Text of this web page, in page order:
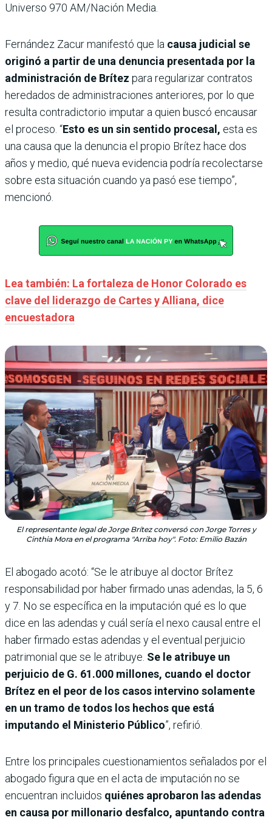
Universo 970 AM/Nación Media.
Fernández Zacur manifestó que la causa judicial se
originó a partir de una denuncia presentada por la
administración de Brítez para regularizar contratos
heredados de administraciones anteriores, por lo que
resulta contradictorio imputar a quien buscó encausar
el proceso. “Esto es un sin sentido procesal, esta es
una causa que la denuncia el propio Brítez hace dos
años y medio, qué nueva evidencia podría recolectarse
sobre esta situación cuando ya pasó ese tiempo”,
mencionó.
Lea también: La fortaleza de Honor Colorado es
clave del liderazgo de Cartes y Alliana, dice
encuestadora
El representante legal de Jorge Brítez conversó con Jorge Torres y
Cinthia Mora en el programa "Arriba hoy". Foto: Emilio Bazán
El abogado acotó: “Se le atribuye al doctor Brítez
responsabilidad por haber firmado unas adendas, la 5, 6
y 7. No se específica en la imputación qué es lo que
dice en las adendas y cuál sería el nexo causal entre el
haber firmado estas adendas y el eventual perjuicio
patrimonial que se le atribuye. Se le atribuye un
perjuicio de G. 61.000 millones, cuando el doctor
Brítez en el peor de los casos intervino solamente
en un tramo de todos los hechos que está
imputando el Ministerio Público”, refirió.
Entre los principales cuestionamientos señalados por el
abogado figura que en el acta de imputación no se
encuentran incluidos quiénes aprobaron las adendas
en causa por millonario desfalco, apuntando contra